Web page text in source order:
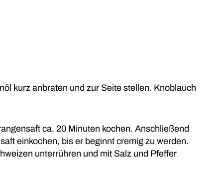
kurz anbraten und zur Seite stellen. Knoblauch
ca. 20 Minuten kochen. Anschließend
einkochen, bis er beginnt cremig zu werden.
unterrühren und mit Salz und Pfeffer